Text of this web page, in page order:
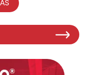
UHD, trabajar
de streaming
y mucho más,